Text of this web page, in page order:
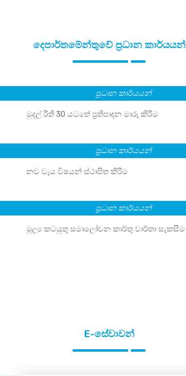
දෙපාර්තමේන්තුවේ ප්‍රධාන කාර්යයන්
ප්‍රධාන කාර්යයන්
මුදල් රීති 30 යටතේ ප්‍රතිපාදන මාරු කිරීම
ප්‍රධාන කාර්යයන්
නව වැය විෂයන් ස්ථාපිත කිරීම
ප්‍රධාන කාර්යයන්
මූල්‍ය කටයුතු සමාලෝචන කාර්තු වාර්තා සැකසීම
E-සේවාවන්